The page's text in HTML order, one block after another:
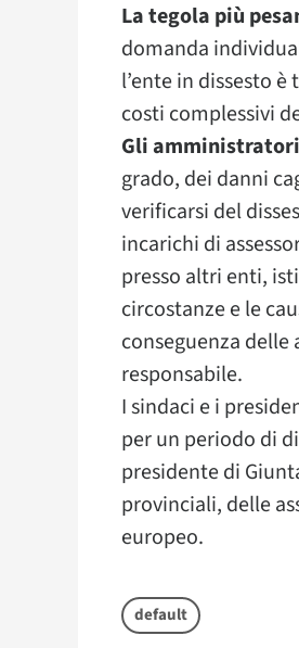
La tegola più
domanda
l’ente in dissesto
costi complessivi
Gli amministratori
grado, dei danni
verificarsi del
incarichi di
presso altri enti,
circostanze e le
conseguenza
responsabile.
I sindaci e i
per un periodo di
presidente di
provinciali, delle
europeo.
default